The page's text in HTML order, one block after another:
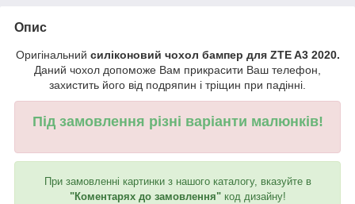
Опис
Оригінальний силіконовий чохол бампер для ZTE A3 2020.
Даний чохол допоможе Вам прикрасити Ваш телефон,
захистить його від подряпин і тріщин при падінні.
Під замовлення різні варіанти малюнків!
При замовленні картинки з нашого каталогу, вказуйте в
"Коментарях до замовлення"код дизайну!